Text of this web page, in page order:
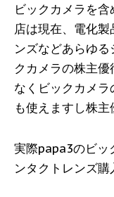
ビックカメラを
店は現在、電化
ンズなどあらゆ
クカメラの株主
なくビックカメ
も使えますし株主
実際papa3のビッ
ンタクトレンズ購